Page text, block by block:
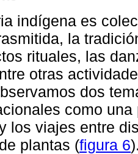
indígena es
la
rituales, las
otras
dos
como
los viajes entre
plantas (figura 6